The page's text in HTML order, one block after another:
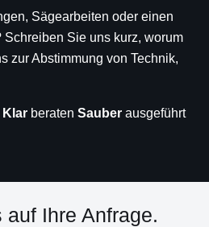
Sägearbeiten oder einen
Sie uns kurz, worum
zur Abstimmung von Technik,
Klar beraten Sauber ausgeführt
Ihre Anfrage.